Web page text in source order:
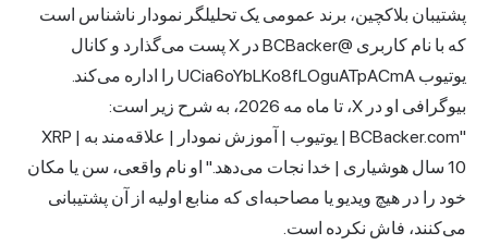
پشتیبان بلاکچین، برند عمومی یک تحلیلگر نمودار ناشناس است
که با نام کاربری @BCBacker در X پست می‌گذارد و کانال
یوتیوب UCia6oYbLKo8fLOguATpACmA را اداره می‌کند.
بیوگرافی او در X، تا ماه مه 2026، به شرح زیر است:
"BCBacker.com | یوتیوب | آموزش نمودار | علاقه‌مند به XRP |
10 سال هوشیاری | خدا نجات می‌دهد." او نام واقعی، سن یا مکان
خود را در هیچ ویدیو یا مصاحبه‌ای که منابع اولیه از آن پشتیبانی
می‌کنند، فاش نکرده است.